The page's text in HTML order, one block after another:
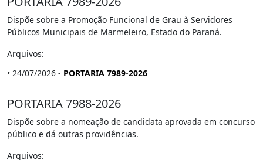
Dispõe sobre a Promoção Funcional de Grau à Servidores
Públicos Municipais de Marmeleiro, Estado do Paraná.
Arquivos:
• 24/07/2026 - PORTARIA 7989-2026
PORTARIA 7988-2026
Dispõe sobre a nomeação de candidata aprovada em concurso
público e dá outras providências.
Arquivos: